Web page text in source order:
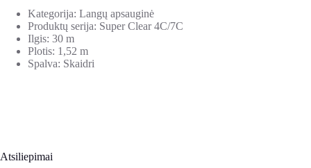
Kategorija: Langų apsauginė
Produktų serija: Super Clear 4C/7C
Ilgis: 30 m
Plotis: 1,52 m
Spalva: Skaidri
Atsiliepimai